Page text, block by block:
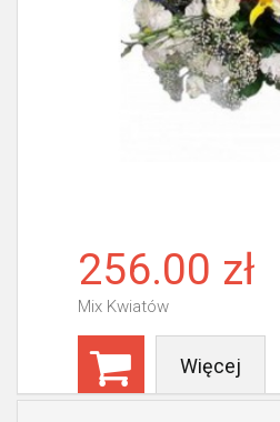
256.00 zł
Mix Kwiatów
Więcej